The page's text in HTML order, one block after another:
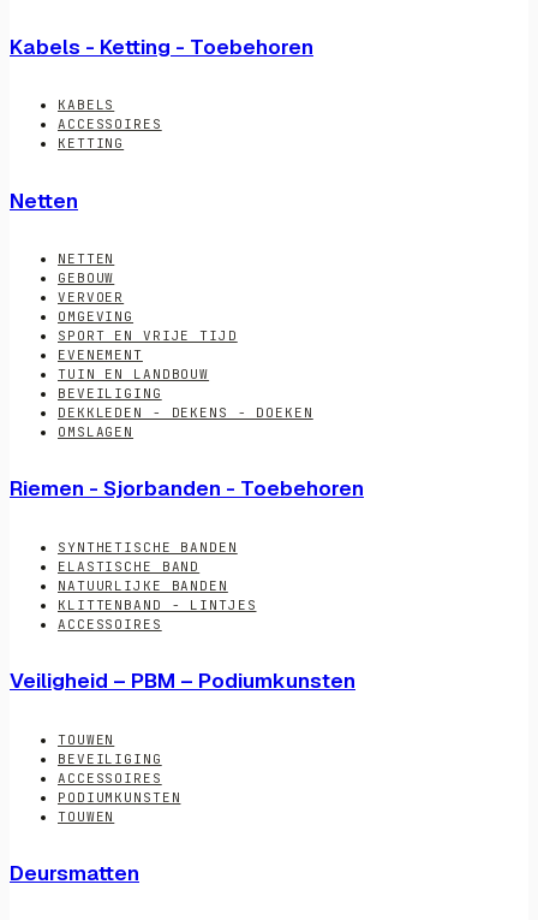
Kabels - Ketting - Toebehoren
KABELS
ACCESSOIRES
KETTING
Netten
NETTEN
GEBOUW
VERVOER
OMGEVING
SPORT EN VRIJE TIJD
EVENEMENT
TUIN EN LANDBOUW
BEVEILIGING
DEKKLEDEN - DEKENS - DOEKEN
OMSLAGEN
Riemen - Sjorbanden - Toebehoren
SYNTHETISCHE BANDEN
ELASTISCHE BAND
NATUURLIJKE BANDEN
KLITTENBAND - LINTJES
ACCESSOIRES
Veiligheid – PBM – Podiumkunsten
TOUWEN
BEVEILIGING
ACCESSOIRES
PODIUMKUNSTEN
TOUWEN
Deursmatten